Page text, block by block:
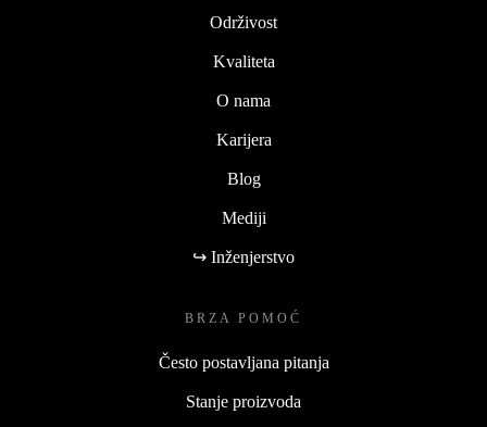
Održivost
Kvaliteta
O nama
Karijera
Blog
Mediji
↪ Inženjerstvo
BRZA POMOĆ
Često postavljana pitanja
Stanje proizvoda